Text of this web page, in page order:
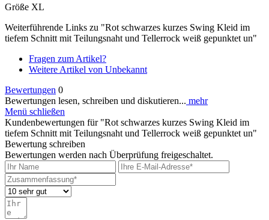
Größe XL
Weiterführende Links zu "Rot schwarzes kurzes Swing Kleid im
tiefem Schnitt mit Teilungsnaht und Tellerrock weiß gepunktet un"
Fragen zum Artikel?
Weitere Artikel von Unbekannt
Bewertungen 0
Bewertungen lesen, schreiben und diskutieren... mehr
Menü schließen
Kundenbewertungen für "Rot schwarzes kurzes Swing Kleid im
tiefem Schnitt mit Teilungsnaht und Tellerrock weiß gepunktet un"
Bewertung schreiben
Bewertungen werden nach Überprüfung freigeschaltet.